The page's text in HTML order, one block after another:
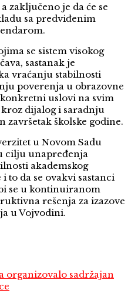
zaključeno je da će se
sa predviđenim
se sistem visokog
sastanak je
vraćanju stabilnosti
poverenja u obrazovne
uslovi na svim
dijalog i saradnju
završetak školske godine.
u Novom Sadu
cilju unapređenja
akademskog
to da se ovakvi sastanci
se u kontinuiranom
rešenja za izazove
u Vojvodini.
organizovalo sadržajan